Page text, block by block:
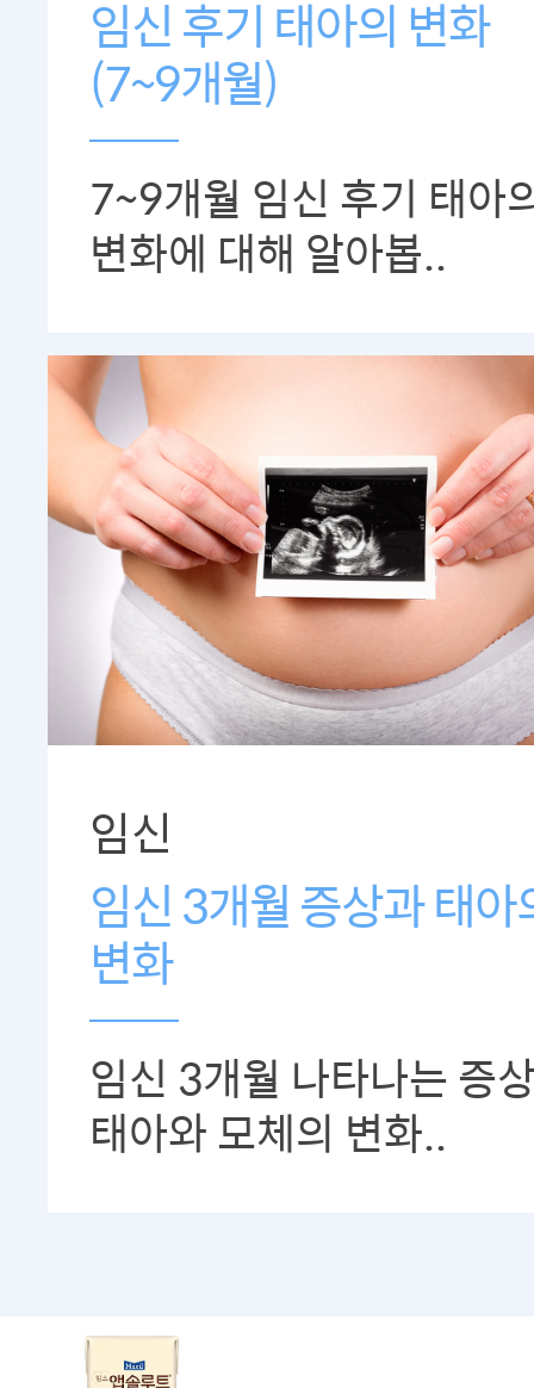
임신 후기 태아의 변화
(7~9개월)
7~9개월 임신 후기 태아
변화에 대해 알아봅..
임신
임신 3개월 증상과 태아
변화
임신 3개월 나타나는 증
태아와 모체의 변화..